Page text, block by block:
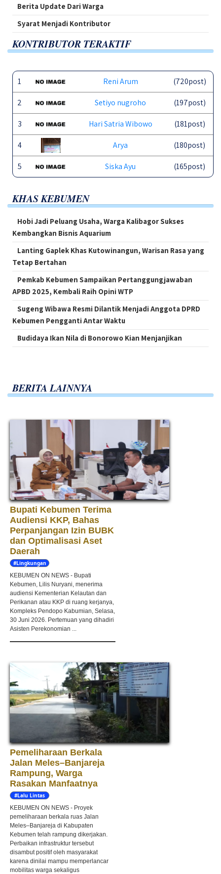
Berita Update Dari Warga
Syarat Menjadi Kontributor
KONTRIBUTOR TERAKTIF
1 Reni Arum (720post)
2 Setiyo nugroho (197post)
3 Hari Satria Wibowo (181post)
4 Arya (180post)
5 Siska Ayu (165post)
KHAS KEBUMEN
Hobi Jadi Peluang Usaha, Warga Kalibagor Sukses
Kembangkan Bisnis Aquarium
Lanting Gaplek Khas Kutowinangun, Warisan Rasa yang
Tetap Bertahan
Pemkab Kebumen Sampaikan Pertanggungjawaban
APBD 2025, Kembali Raih Opini WTP
Sugeng Wibawa Resmi Dilantik Menjadi Anggota DPRD
Kebumen Pengganti Antar Waktu
Budidaya Ikan Nila di Bonorowo Kian Menjanjikan
BERITA LAINNYA
Bupati Kebumen Terima
Audiensi KKP, Bahas
Perpanjangan Izin BUBK
dan Optimalisasi Aset
Daerah
#Lingkungan
KEBUMEN ON NEWS - Bupati
Kebumen, Lilis Nuryani, menerima
audiensi Kementerian Kelautan dan
Perikanan atau KKP di ruang kerjanya,
Kompleks Pendopo Kabumian, Selasa,
30 Juni 2026. Pertemuan yang dihadiri
Asisten Perekonomian ...
Pemeliharaan Berkala
Jalan Meles–Banjareja
Rampung, Warga
Rasakan Manfaatnya
#Lalu Lintas
KEBUMEN ON NEWS - Proyek
pemeliharaan berkala ruas Jalan
Meles–Banjareja di Kabupaten
Kebumen telah rampung dikerjakan.
Perbaikan infrastruktur tersebut
disambut positif oleh masyarakat
karena dinilai mampu memperlancar
mobilitas warga sekaligus